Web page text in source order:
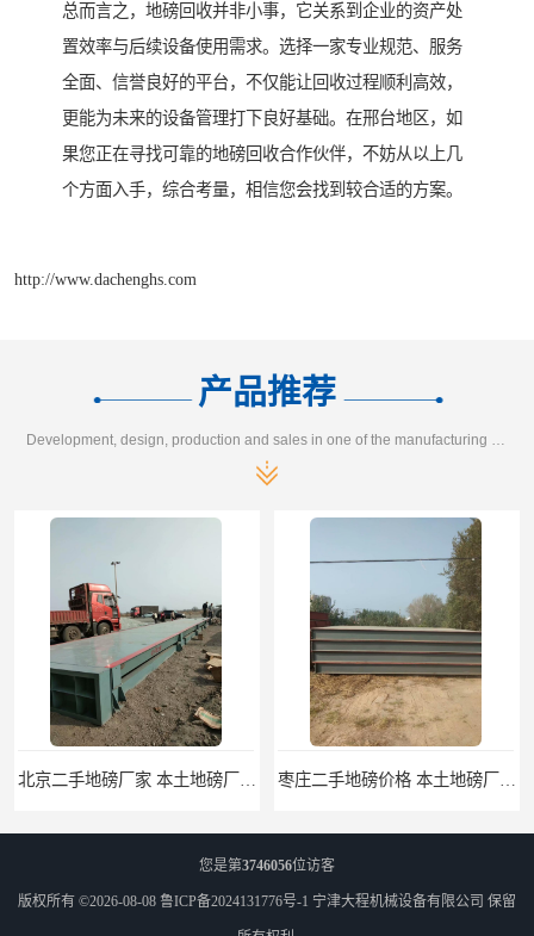
总而言之，地磅回收并非小事，它关系到企业的资产处
置效率与后续设备使用需求。选择一家专业规范、服务
全面、信誉良好的平台，不仅能让回收过程顺利高效，
更能为未来的设备管理打下良好基础。在邢台地区，如
果您正在寻找可靠的地磅回收合作伙伴，不妨从以上几
个方面入手，综合考量，相信您会找到较合适的方案。
http://www.dachenghs.com
产品推荐
滨州二手地磅价格 价格优惠
您是第3746056位访客
版权所有 ©2026-08-08 鲁ICP备2024131776号-1 宁津大程机械设备有限公司 保留